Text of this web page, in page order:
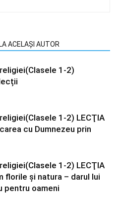
ACELAȘI AUTOR
1-2)
1-2) LECŢIA
cu Dumnezeu prin
1-2) LECŢIA
florile și natura – darul lui
pentru oameni